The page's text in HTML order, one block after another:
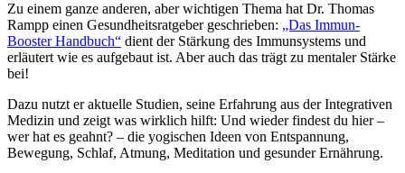
Zu einem ganze anderen, aber wichtigen Thema hat Dr. Thomas
Rampp einen Gesundheitsratgeber geschrieben: „Das Immun-
Booster Handbuch“ dient der Stärkung des Immunsystems und
erläutert wie es aufgebaut ist. Aber auch das trägt zu mentaler Stärke
bei!
Dazu nutzt er aktuelle Studien, seine Erfahrung aus der Integrativen
Medizin und zeigt was wirklich hilft: Und wieder findest du hier –
wer hat es geahnt? – die yogischen Ideen von Entspannung,
Bewegung, Schlaf, Atmung, Meditation und gesunder Ernährung.